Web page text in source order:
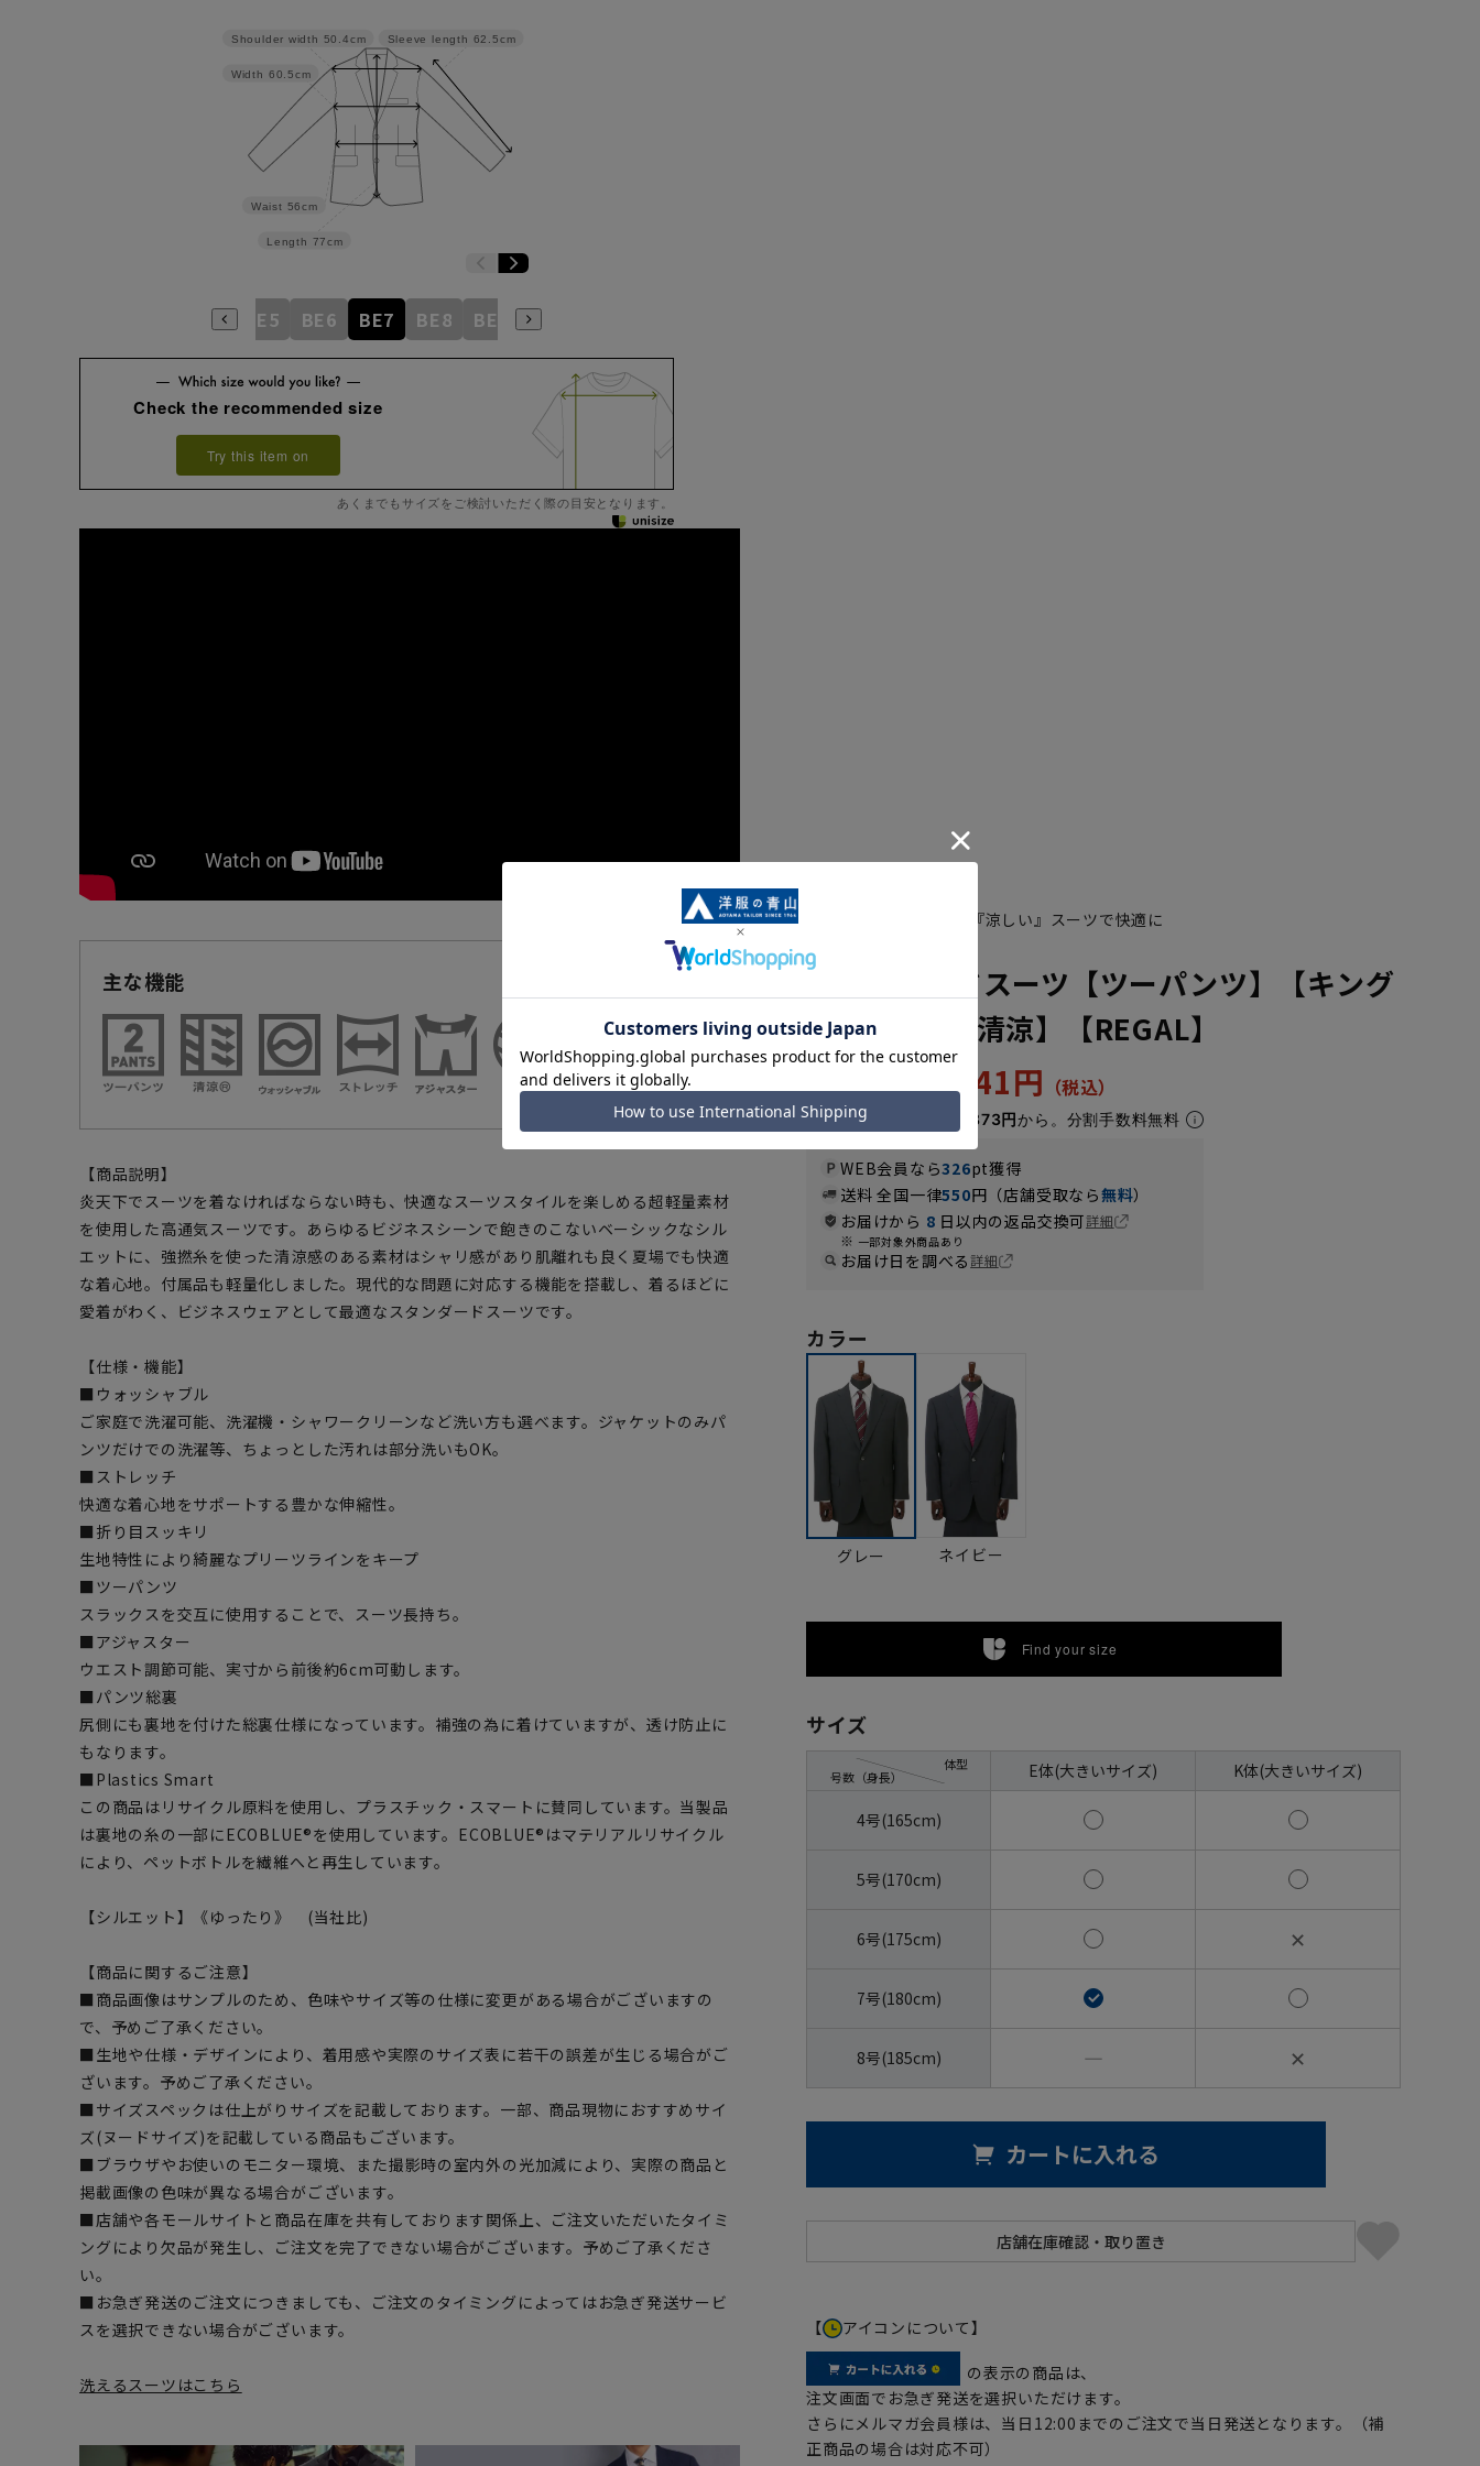
Sleeve length 62.5cm
Length 77cm
Waist 56cm
Width 60.5cm
Shoulder width 50.4cm
BE4 BE5 BE6 BE7 BE8 BE9 BE10
Check the recommended size
Try this item on
あくまでもサイズをご検討いただく際の目安となります。
主な機能
【商品説明】
炎天下でスーツを着なければならない時も、快適なスーツスタイルを楽しめる超軽量素材
を使用した高通気スーツです。あらゆるビジネスシーンで飽きのこないベーシックなシル
エットに、強撚糸を使った清涼感のある素材はシャリ感があり肌離れも良く夏場でも快適
な着心地。付属品も軽量化しました。現代的な問題に対応する機能を搭載し、着るほどに
愛着がわく、ビジネスウェアとして最適なスタンダードスーツです。
【仕様・機能】
■ウォッシャブル
ご家庭で洗濯可能、洗濯機・シャワークリーンなど洗い方も選べます。ジャケットのみパ
ンツだけでの洗濯等、ちょっとした汚れは部分洗いもOK。
■ストレッチ
快適な着心地をサポートする豊かな伸縮性。
■折り目スッキリ
生地特性により綺麗なプリーツラインをキープ
■ツーパンツ
スラックスを交互に使用することで、スーツ長持ち。
■アジャスター
ウエスト調節可能、実寸から前後約6cm可動します。
■パンツ総裏
尻側にも裏地を付けた総裏仕様になっています。補強の為に着けていますが、透け防止に
もなります。
■Plastics Smart
この商品はリサイクル原料を使用し、プラスチック・スマートに賛同しています。当製品
は裏地の糸の一部にECOBLUE®を使用しています。ECOBLUE®はマテリアルリサイクル
により、ペットボトルを繊維へと再生しています。
【シルエット】《ゆったり》 (当社比)
【商品に関するご注意】
■商品画像はサンプルのため、色味やサイズ等の仕様に変更がある場合がございますの
で、予めご了承ください。
■生地や仕様・デザインにより、着用感や実際のサイズ表に若干の誤差が生じる場合がご
ざいます。予めご了承ください。
■サイズスペックは仕上がりサイズを記載しております。一部、商品現物におすすめサイ
ズ(ヌードサイズ)を記載している商品もございます。
■ブラウザやお使いのモニター環境、また撮影時の室内外の光加減により、実際の商品と
掲載画像の色味が異なる場合がございます。
■店舗や各モールサイトと商品在庫を共有しております関係上、ご注文いただいたタイミ
ングにより欠品が発生し、ご注文を完了できない場合がございます。予めご了承くださ
い。
■お急ぎ発送のご注文につきましても、ご注文のタイミングによってはお急ぎ発送サービ
スを選択できない場合がございます。
洗えるスーツはこちら
炎天下のスーツ着用も『涼しい』スーツで快適に
スタンダードスーツ【ツーパンツ】【キング
&トール】【清涼】【REGAL】
72,490円 65,241円
月々10,873円から。分割手数料無料
WEB会員なら326pt獲得
送料 全国一律550円（店舗受取なら無料）
お届けから 8 日以内の返品交換可詳細
一部対象外商品あり
お届け日を調べる詳細
カラー
グレー ネイビー
Find your size
サイズ
号数（身長）
体型 E体(大きいサイズ) K体(大きいサイズ)
4号(165cm)
5号(170cm)
6号(175cm) ✕
7号(180cm)
8号(185cm) ― ✕
カートに入れる
【 アイコンについて】
の表示の商品は、
注文画面でお急ぎ発送を選択いただけます。
さらにメルマガ会員様は、当日12:00までのご注文で当日発送となります。（補
正商品の場合は対応不可）